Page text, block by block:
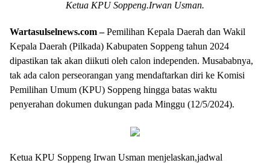
Ketua KPU Soppeng.Irwan Usman.
Wartasulselnews.com –Pemilihan Kepala Daerah dan Wakil
Kepala Daerah (Pilkada) Kabupaten Soppeng tahun 2024
dipastikan tak akan diikuti oleh calon independen. Musababnya,
tak ada calon perseorangan yang mendaftarkan diri ke Komisi
Pemilihan Umum (KPU) Soppeng hingga batas waktu
penyerahan dokumen dukungan pada Minggu (12/5/2024).
Ketua KPU Soppeng Irwan Usman menjelaskan,jadwal